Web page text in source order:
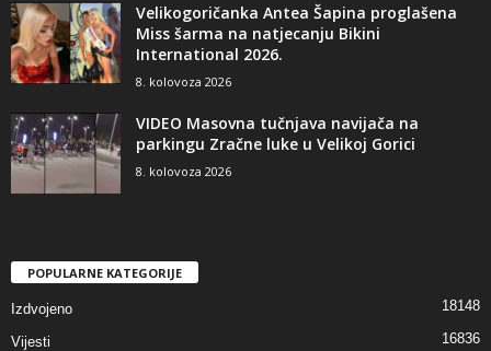
Velikogoričanka Antea Šapina proglašena
Miss šarma na natjecanju Bikini
International 2026.
8. kolovoza 2026
VIDEO Masovna tučnjava navijača na
parkingu Zračne luke u Velikoj Gorici
8. kolovoza 2026
POPULARNE KATEGORIJE
Izdvojeno 18148
Vijesti 16836